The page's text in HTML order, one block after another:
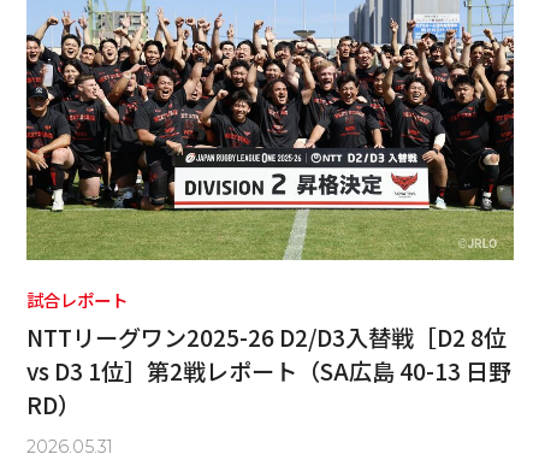
試合レポート
NTTリーグワン2025-26 D2/D3入替戦［D2 8位
vs D3 1位］第2戦レポート（SA広島 40-13 日野
RD）
2026.05.31